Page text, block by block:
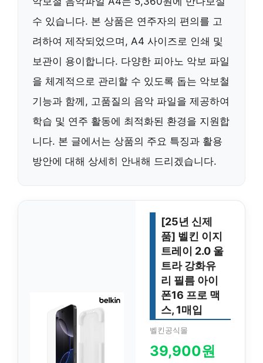
수 있습니다. 본 상품은 연주자의 편의를 고
려하여 제작되었으며, A4 사이즈로 인쇄 및
보관이 용이합니다. 다양한 피아노 악보 파일
을 체계적으로 관리할 수 있도록 돕는 악보철
기능과 함께, 고품질의 음악 파일을 제공하여
학습 및 연주 활동에 최적화된 환경을 지원합
니다. 본 글에서는 상품의 주요 특징과 활용
방안에 대해 상세히 안내해 드리겠습니다.
[25년 신제
품] 벨킨 이지
트레이 2.0 울
트라 강화유
리 필름 아이
폰16 프로 맥
스, 1매입
벨킨공식몰
39,900원